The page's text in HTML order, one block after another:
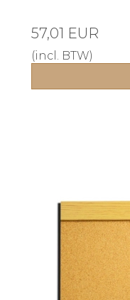
57,01 EUR
(incl. BTW)